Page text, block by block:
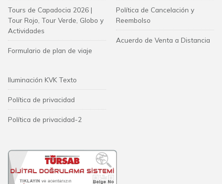
Tours de Capadocia 2026 |
Tour Rojo, Tour Verde, Globo y
Actividades
Formulario de plan de viaje
Política de Cancelación y
Reembolso
Acuerdo de Venta a Distancia
Iluminación KVK Texto
Política de privacidad
Política de privacidad-2